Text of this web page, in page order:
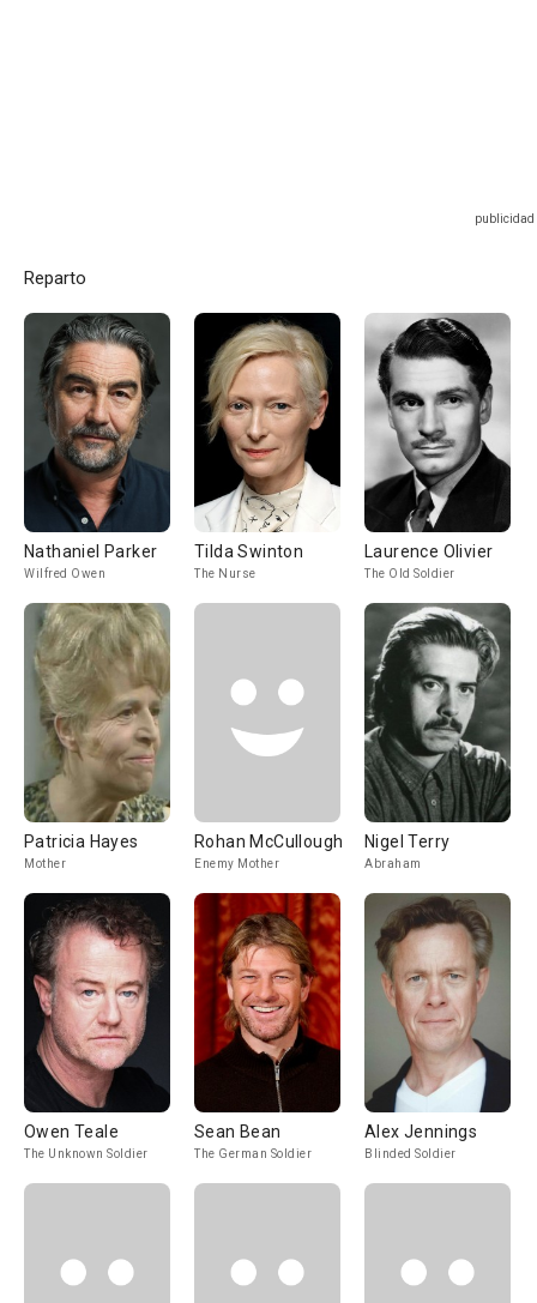
Reparto
Nathaniel Parker
Wilfred Owen
Tilda Swinton
The Nurse
Laurence Olivier
The Old Soldier
Patricia Hayes
Mother
Rohan McCullough
Enemy Mother
Nigel Terry
Abraham
Owen Teale
The Unknown Soldier
Sean Bean
The German Soldier
Alex Jennings
Blinded Soldier